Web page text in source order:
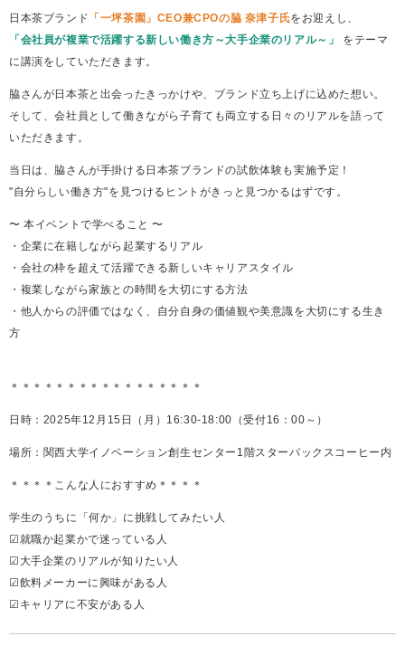
日本茶ブランド 「一坪茶園」CEO兼CPOの脇 奈津子氏をお迎えし、
「会社員が複業で活躍する新しい働き方～大手企業のリアル～」
をテーマ
に講演をしていただきます。
脇さんが日本茶と出会ったきっかけや、ブランド立ち上げに込めた想い。
そして、会社員として働きながら子育ても両立する日々のリアルを語って
いただきます。
当日は、脇さんが手掛ける日本茶ブランドの試飲体験も実施予定！
"自分らしい働き方"を見つけるヒントがきっと見つかるはずです。
〜 本イベントで学べること 〜
・企業に在籍しながら起業するリアル
・会社の枠を超えて活躍できる新しいキャリアスタイル
・複業しながら家族との時間を大切にする方法
・他人からの評価ではなく、自分自身の価値観や美意識を大切にする生き
方
＊＊＊＊＊＊＊＊＊＊＊＊＊＊＊＊＊
日時：2025年12月15日（月）16:30-18:00（受付16：00～）
場所：関西大学イノベーション創生センター1階スターバックスコーヒー内
＊＊＊＊こんな人におすすめ＊＊＊＊
学生のうちに「何か」に挑戦してみたい人
☑就職か起業かで迷っている人
☑大手企業のリアルが知りたい人
☑飲料メーカーに興味がある人
☑キャリアに不安がある人